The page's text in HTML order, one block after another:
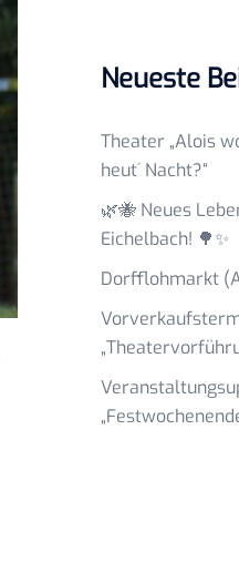
Neueste
Theater „Alois
heut´ Nacht?“
🌿🐝 Neues
Eichelbach! 🌳✨
Dorfflohmarkt